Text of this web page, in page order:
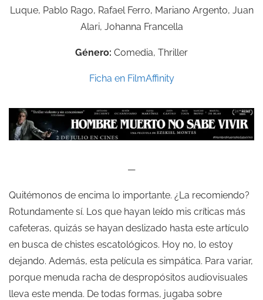
Luque, Pablo Rago, Rafael Ferro, Mariano Argento, Juan
Alari, Johanna Francella
Género: Comedia, Thriller
Ficha en FilmAffinity
—
Quitémonos de encima lo importante. ¿La recomiendo?
Rotundamente sí. Los que hayan leído mis críticas más
cafeteras, quizás se hayan deslizado hasta este artículo
en busca de chistes escatológicos. Hoy no, lo estoy
dejando. Además, esta película es simpática. Para variar,
porque menuda racha de despropósitos audiovisuales
lleva este menda. De todas formas, jugaba sobre